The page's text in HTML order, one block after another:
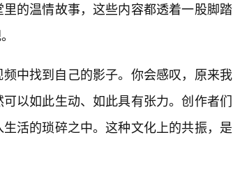
的温情故事，这些内容都透着一股脚踏
中找到自己的影子。你会感叹，原来我
以如此生动、如此具有张力。创作者们
活的琐碎之中。这种文化上的共振，是